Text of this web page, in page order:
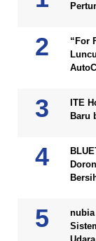
“For
ITE
Baru